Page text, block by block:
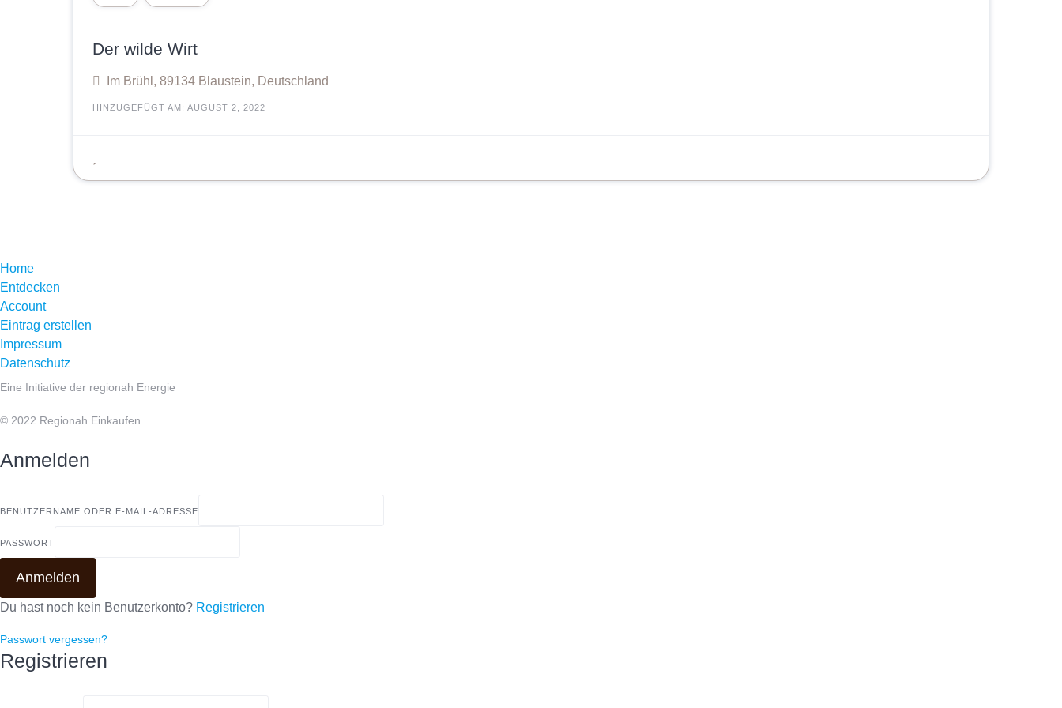
Der wilde Wirt
Im Brühl, 89134 Blaustein, Deutschland
HINZUGEFÜGT AM: AUGUST 2, 2022
Home
Entdecken
Account
Eintrag erstellen
Impressum
Datenschutz
Eine Initiative der regionah Energie
© 2022 Regionah Einkaufen
Anmelden
BENUTZERNAME ODER E-MAIL-ADRESSE
PASSWORT
Anmelden
Du hast noch kein Benutzerkonto? Registrieren
Passwort vergessen?
Registrieren